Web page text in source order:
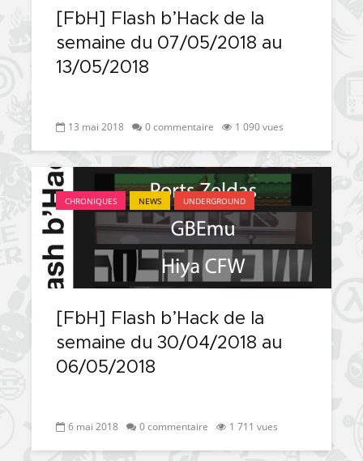
[FbH] Flash b’Hack de la
semaine du 07/05/2018 au
13/05/2018
13 mai 2018 0 commentaire 1 090 vues
CHRONIQUES NEWS UNDERGROUND
[FbH] Flash b’Hack de la
semaine du 30/04/2018 au
06/05/2018
6 mai 2018 0 commentaire 1 711 vues
[PS4] Le point sur le
fameux jailbreak pour
vidéo une flopée de